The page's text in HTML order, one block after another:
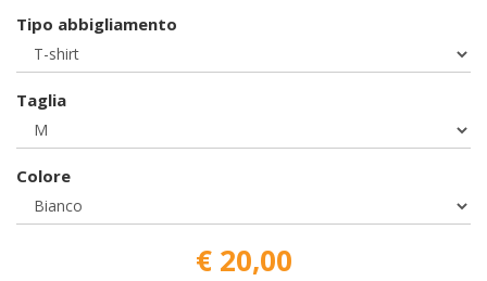
Tipo abbigliamento
Taglia
Colore
€ 20,00